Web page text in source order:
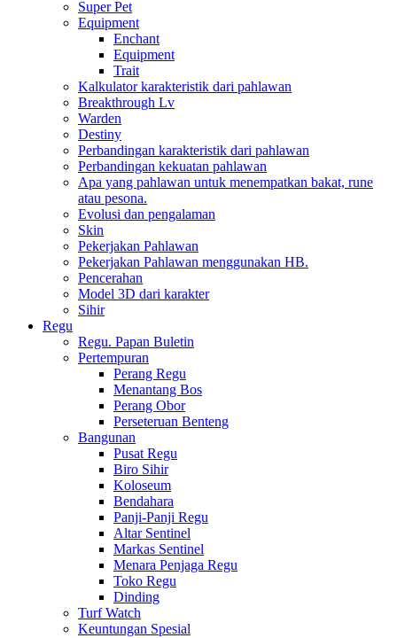
Super Pet
Equipment
Enchant
Equipment
Trait
Kalkulator karakteristik dari pahlawan
Breakthrough Lv
Warden
Destiny
Perbandingan karakteristik dari pahlawan
Perbandingan kekuatan pahlawan
Apa yang pahlawan untuk menempatkan bakat, rune
atau pesona.
Evolusi dan pengalaman
Skin
Pekerjakan Pahlawan
Pekerjakan Pahlawan menggunakan HB.
Pencerahan
Model 3D dari karakter
Sihir
Regu
Regu. Papan Buletin
Pertempuran
Perang Regu
Menantang Bos
Perang Obor
Perseteruan Benteng
Bangunan
Pusat Regu
Biro Sihir
Koloseum
Bendahara
Panji-Panji Regu
Altar Sentinel
Markas Sentinel
Menara Penjaga Regu
Toko Regu
Dinding
Turf Watch
Keuntungan Spesial